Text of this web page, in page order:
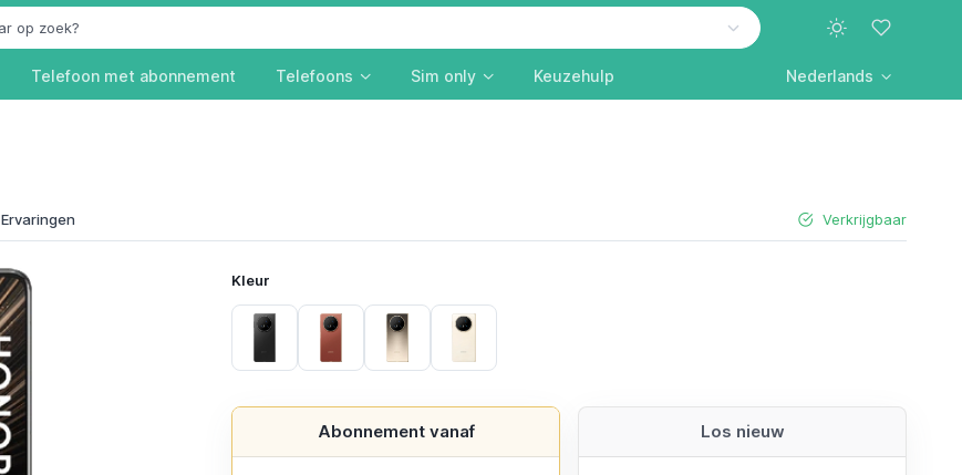
Telefoon met abonnement Telefoons Sim only Keuzehulp Nederlands
Ervaringen Verkrijgbaar
Kleur
Gold
Abonnement vanaf Los nieuw